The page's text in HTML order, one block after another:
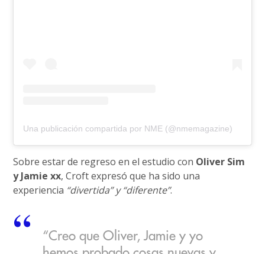
Una publicación compartida por NME (@nmemagazine)
Sobre estar de regreso en el estudio con Oliver Sim
y Jamie xx, Croft expresó que ha sido una
experiencia “divertida” y “diferente”.
“Creo que Oliver, Jamie y yo